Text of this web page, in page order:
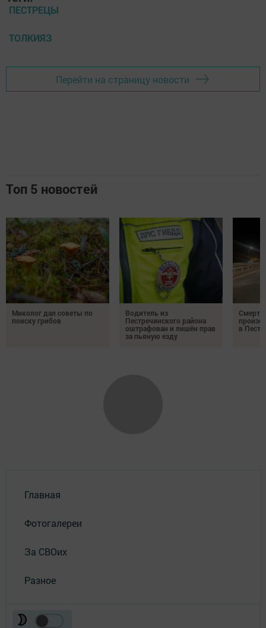
ПЕСТРЕЦЫ
ТОЛКИЯЗ
Перейти на страницу новости
Топ 5 новостей
Миколог дал советы по
поиску грибов
Водитель из
Пестречинского района
оштрафован и лишён прав
за пьяную езду
в
Главная
Фотогалереи
За СВОих
Разное